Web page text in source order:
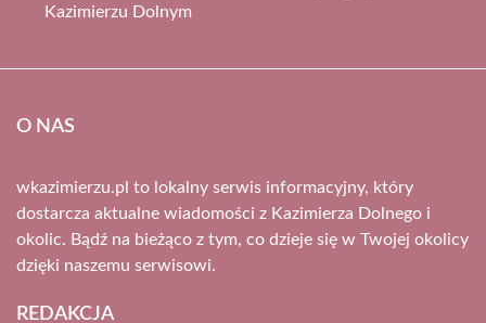
Kazimierzu Dolnym
O NAS
wkazimierzu.pl to lokalny serwis informacyjny, który
dostarcza aktualne wiadomości z Kazimierza Dolnego i
okolic. Bądź na bieżąco z tym, co dzieje się w Twojej okolicy
dzięki naszemu serwisowi.
REDAKCJA